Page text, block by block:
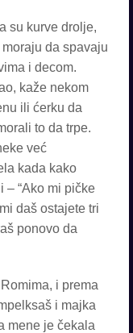
su kurve drolje,
da spavaju
i decom.
kaže nekom
ili ćerku da
to da trpe.
već
kada kako
– “Ako mi pičke
daš ostajete tri
ponovo da
i prema
i majka
mene je čekala